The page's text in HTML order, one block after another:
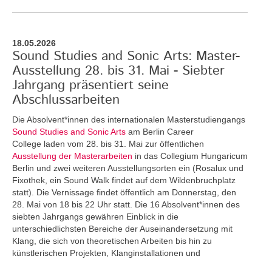
18.05.2026
Sound Studies and Sonic Arts: Master-
Ausstellung 28. bis 31. Mai - Siebter
Jahrgang präsentiert seine
Abschlussarbeiten
Die Absolvent*innen des internationalen Masterstudiengangs
Sound Studies and Sonic Arts am Berlin Career
College laden vom 28. bis 31. Mai zur öffentlichen
Ausstellung der Masterarbeiten in das Collegium Hungaricum
Berlin und zwei weiteren Ausstellungsorten ein (Rosalux und
Fixothek, ein Sound Walk findet auf dem Wildenbruchplatz
statt). Die Vernissage findet öffentlich am Donnerstag, den
28. Mai von 18 bis 22 Uhr statt. Die 16 Absolvent*innen des
siebten Jahrgangs gewähren Einblick in die
unterschiedlichsten Bereiche der Auseinandersetzung mit
Klang, die sich von theoretischen Arbeiten bis hin zu
künstlerischen Projekten, Klanginstallationen und